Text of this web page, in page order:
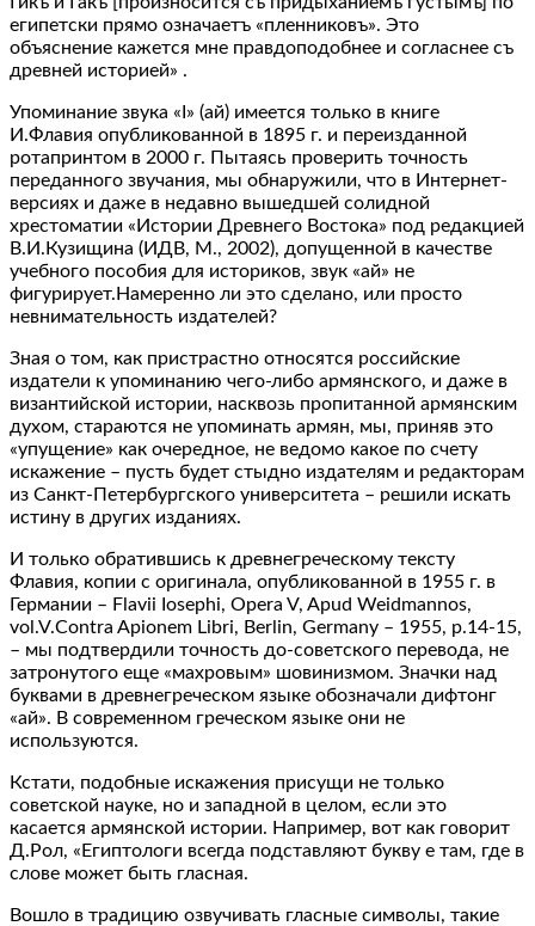
египетски прямо означаетъ «пленниковъ». Это
объяснение кажется мне правдоподобнее и согласнее съ
древней историей» .
Упоминание звука «I» (ай) имеется только в книге
И.Флавия опубликованной в 1895 г. и переизданной
ротапринтом в 2000 г. Пытаясь проверить точность
переданного звучания, мы обнаружили, что в Интернет-
версиях и даже в недавно вышедшей солидной
хрестоматии «Истории Древнего Востока» под редакцией
В.И.Кузищина (ИДВ, М., 2002), допущенной в качестве
учебного пособия для историков, звук «ай» не
фигурирует.Намеренно ли это сделано, или просто
невнимательность издателей?
Зная о том, как пристрастно относятся российские
издатели к упоминанию чего-либо армянского, и даже в
византийской истории, насквозь пропитанной армянским
духом, стараются не упоминать армян, мы, приняв это
«упущение» как очередное, не ведомо какое по счету
искажение – пусть будет стыдно издателям и редакторам
из Санкт-Петербургского университета – решили искать
истину в других изданиях.
И только обратившись к древнегреческому тексту
Флавия, копии с оригинала, опубликованной в 1955 г. в
Германии – Flavii Iosephi, Opera V, Apud Weidmannos,
vol.V.Contra Apionem Libri, Berlin, Germany – 1955, p.14-15,
– мы подтвердили точность до-советского перевода, не
затронутого еще «махровым» шовинизмом. Значки над
буквами в древнегреческом языке обозначали дифтонг
«ай». В современном греческом языке они не
используются.
Кстати, подобные искажения присущи не только
советской науке, но и западной в целом, если это
касается армянской истории. Например, вот как говорит
Д.Рол, «Египтологи всегда подставляют букву е там, где в
слове может быть гласная.
Вошло в традицию озвучивать гласные символы, такие